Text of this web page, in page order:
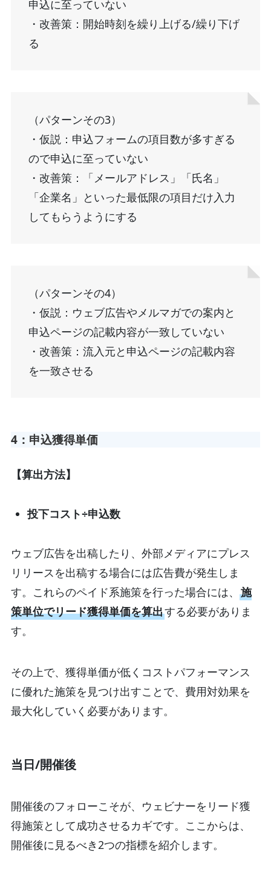
申込に至っていない
・改善策：開始時刻を繰り上げる/繰り下げ
る
（パターンその3）
・仮説：申込フォームの項目数が多すぎる
ので申込に至っていない
・改善策：「メールアドレス」「氏名」
「企業名」といった最低限の項目だけ入力
してもらうようにする
（パターンその4）
・仮説：ウェブ広告やメルマガでの案内と
申込ページの記載内容が一致していない
・改善策：流入元と申込ページの記載内容
を一致させる
4：申込獲得単価
【算出方法】
投下コスト÷申込数
ウェブ広告を出稿したり、外部メディアにプレス
リリースを出稿する場合には広告費が発生しま
す。これらのペイド系施策を行った場合には、 施
策単位でリード獲得単価を算出する必要がありま
す。
その上で、獲得単価が低くコストパフォーマンス
に優れた施策を見つけ出すことで、費用対効果を
最大化していく必要があります。
当日/開催後
開催後のフォローこそが、ウェビナーをリード獲
得施策として成功させるカギです。ここからは、
開催後に見るべき2つの指標を紹介します。